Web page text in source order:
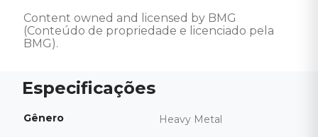
Content owned and licensed by BMG
(Conteúdo de propriedade e licenciado pela
BMG).
Gênero Heavy Metal